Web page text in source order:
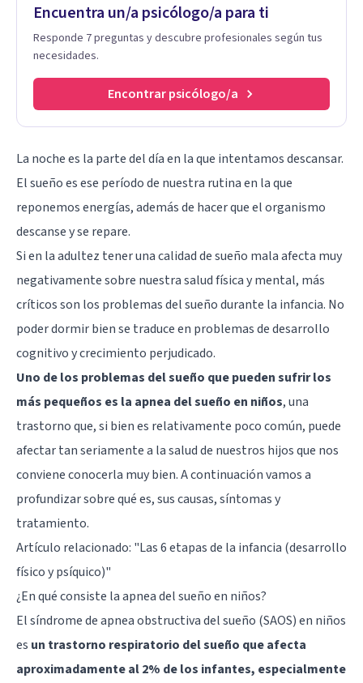
Encuentra un/a psicólogo/a para ti
Responde 7 preguntas y descubre profesionales según tus
necesidades.
Encontrar psicólogo/a
La noche es la parte del día en la que intentamos descansar.
El sueño es ese período de nuestra rutina en la que
reponemos energías, además de hacer que el organismo
descanse y se repare.
Si en la adultez tener una calidad de sueño mala afecta muy
negativamente sobre nuestra salud física y mental, más
críticos son los problemas del sueño durante la infancia. No
poder dormir bien se traduce en problemas de desarrollo
cognitivo y crecimiento perjudicado.
Uno de los problemas del sueño que pueden sufrir los
más pequeños es la apnea del sueño en niños, una
trastorno que, si bien es relativamente poco común, puede
afectar tan seriamente a la salud de nuestros hijos que nos
conviene conocerla muy bien. A continuación vamos a
profundizar sobre qué es, sus causas, síntomas y
tratamiento.
Artículo relacionado: "Las 6 etapas de la infancia (desarrollo
físico y psíquico)"
¿En qué consiste la apnea del sueño en niños?
El síndrome de apnea obstructiva del sueño (SAOS) en niños
es un trastorno respiratorio del sueño que afecta
aproximadamente al 2% de los infantes, especialmente